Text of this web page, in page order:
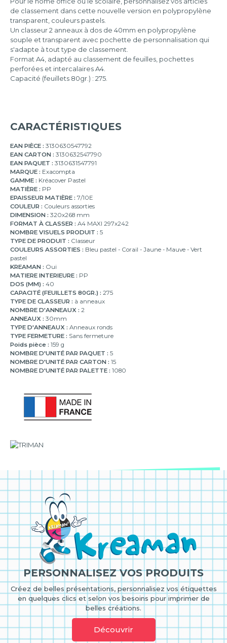
de classement dans cette nouvelle version en polypropylène
transparent, couleurs pastels.
Un classeur 2 anneaux à dos de 40mm en polypropylène
souple et transparent avec pochette de personnalisation qui
s'adapte à tout type de classement.
Format A4, adapté au classement de feuilles, pochettes
perforées et intercalaires A4.
Capacité (feuillets 80gr.) : 275.
CARACTÉRISTIQUES
EAN PIÈCE : 3130630547792
EAN CARTON : 3130632547790
EAN PAQUET : 3130631547791
MARQUE : Exacompta
GAMME : Kréacover Pastel
MATIÈRE : PP
EPAISSEUR MATIÈRE : 7/10E
COULEUR : Couleurs assorties
DIMENSION : 320x268 mm
FORMAT À CLASSER : A4 MAXI 297x242
NOMBRE VISUELS PRODUIT : 5
TYPE DE PRODUIT : Classeur
COULEURS ASSORTIES : Bleu pastel - Corail - Jaune - Mauve - Vert
pastel
KREAMAN : Oui
MATIERE INTERIEURE : PP
DOS (MM) : 40
CAPACITÉ (FEUILLETS 80GR.) : 275
TYPE DE CLASSEUR : à anneaux
NOMBRE D'ANNEAUX : 2
ANNEAUX : 30mm
TYPE D'ANNEAUX : Anneaux ronds
TYPE FERMETURE : Sans fermeture
Poids pièce : 159 g
NOMBRE D'UNITÉ PAR PAQUET : 5
NOMBRE D'UNITÉ PAR CARTON : 15
NOMBRE D'UNITÉ PAR PALETTE : 1080
PERSONNALISEZ VOS PRODUITS
Créez de belles présentations, personnalisez vos étiquettes
en quelques clics et selon vos besoins pour imprimer de
belles créations.
Découvrir